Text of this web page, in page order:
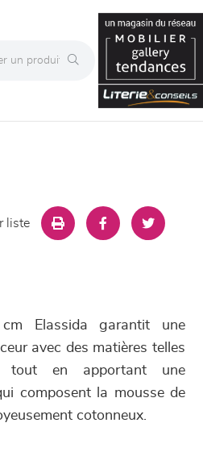
liste
Elassida garantit une
avec des matières telles
tout en apportant une
composent la mousse de
cotonneux.